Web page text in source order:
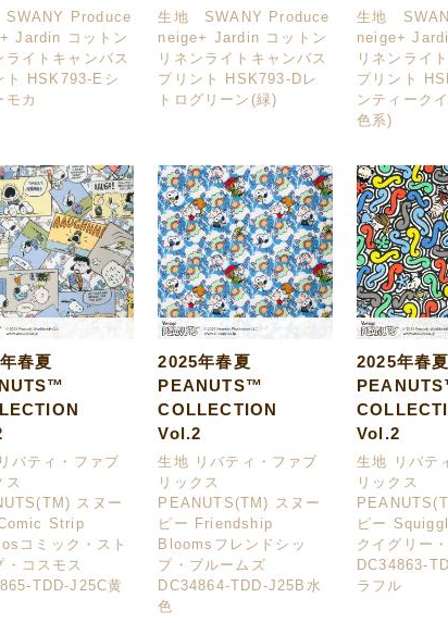
Produce
Jardin コットン
ライトキャンバス
ト HSK793-Eシ
モカ
生地 SWANY Produce
neige+ Jardin コットン
リネンライトキャンバス
プリント HSK793-Dレ
トログリーン(緑)
生地
neige+
リネンライ
プリント
ンティーク
色系)
春夏
バティ・ファブ
ス
スヌー
Strip
コミック・スト
・コスモス
TDD-J25C黄
2025年春夏
PEANUTS™
COLLECTION
Vol.2
生地 リバティ・ファブ
リックス
PEANUTS(TM) スヌー
ピー Friendship
Bloomsフレンドシッ
プ・ブルームズ
DC34864-TDD-J25B水
色
2025年春夏
Vol.2
生地 リバテ
リックス
ピー
クイグリー
DC34863-
ラフル